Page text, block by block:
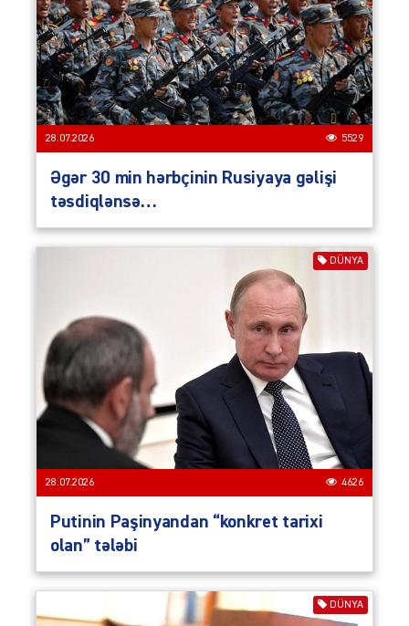
28.07.2026 5529
Əgər 30 min hərbçinin Rusiyaya gəlişi
təsdiqlənsə…
DÜNYA
28.07.2026 4626
Putinin Paşinyandan “konkret tarixi
olan” tələbi
DÜNYA